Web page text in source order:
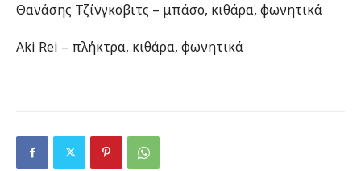
Θανάσης Τζίνγκοβιτς – μπάσο, κιθάρα, φωνητικά
Aki Rei – πλήκτρα, κιθάρα, φωνητικά